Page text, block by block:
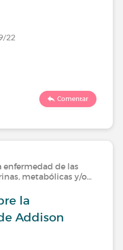
22
Comentar
de las
metabólicas y/o…
la
Addison